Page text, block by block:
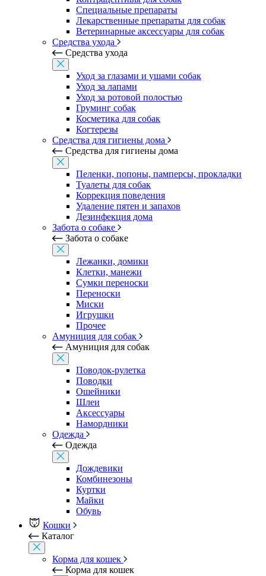
Специальные препараты
Лекарственные препараты для собак
Ветеринарные аксессуары для собак
Средства ухода
Средства ухода
Уход за глазами и ушами собак
Уход за лапами
Уход за ротовой полостью
Груминг собак
Косметика для собак
Когтерезы
Средства для гигиены дома
Средства для гигиены дома
Пеленки, попоны, памперсы, прокладки
Туалеты для собак
Коррекция поведения
Удаление пятен и запахов
Дезинфекция дома
Забота о собаке
Забота о собаке
Лежанки, домики
Клетки, манежи
Сумки переноски
Переноски
Миски
Игрушки
Прочее
Амуниция для собак
Амуниция для собак
Поводок-рулетка
Поводки
Ошейники
Шлеи
Аксессуары
Намордники
Одежда
Одежда
Дождевики
Комбинезоны
Куртки
Майки
Обувь
Кошки
Каталог
Корма для кошек
Корма для кошек